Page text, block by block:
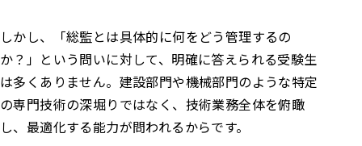
しかし、「総監とは具体的に何をどう管理するの
か？」という問いに対して、明確に答えられる受験生
は多くありません。建設部門や機械部門のような特定
の専門技術の深堀りではなく、技術業務全体を俯瞰
し、最適化する能力が問われるからです。